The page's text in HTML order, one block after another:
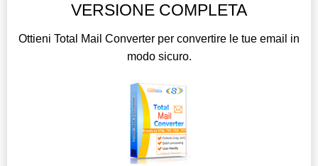
VERSIONE COMPLETA
Ottieni Total Mail Converter per convertire le tue email in
modo sicuro.